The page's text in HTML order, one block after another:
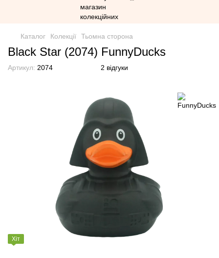
Каталог Колекції Тьомна сторона
Black Star (2074) FunnyDucks
Артикул: 2074 2 відгуки
Хіт